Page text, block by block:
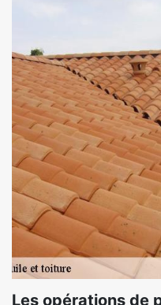
Les opérations de